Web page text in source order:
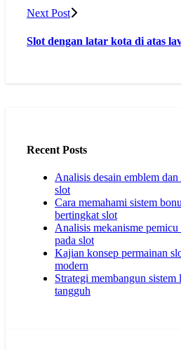
Next Post
Slot dengan latar kota di atas
Recent Posts
Analisis desain emblem
slot
Cara memahami sistem
bertingkat slot
Analisis mekanisme
pada slot
Kajian konsep permainan
modern
Strategi membangun
tangguh